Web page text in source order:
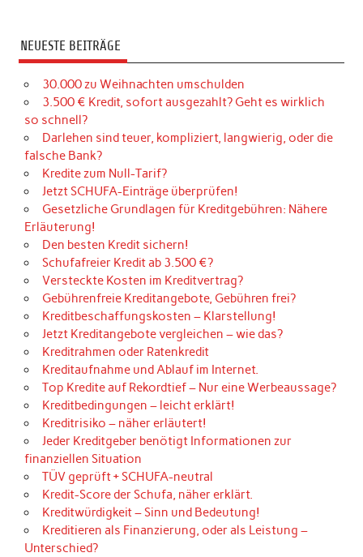
NEUESTE BEITRÄGE
30.000 zu Weihnachten umschulden
3.500 € Kredit, sofort ausgezahlt? Geht es wirklich
so schnell?
Darlehen sind teuer, kompliziert, langwierig, oder die
falsche Bank?
Kredite zum Null-Tarif?
Jetzt SCHUFA-Einträge überprüfen!
Gesetzliche Grundlagen für Kreditgebühren: Nähere
Erläuterung!
Den besten Kredit sichern!
Schufafreier Kredit ab 3.500 €?
Versteckte Kosten im Kreditvertrag?
Gebührenfreie Kreditangebote, Gebühren frei?
Kreditbeschaffungskosten – Klarstellung!
Jetzt Kreditangebote vergleichen – wie das?
Kreditrahmen oder Ratenkredit
Kreditaufnahme und Ablauf im Internet.
Top Kredite auf Rekordtief – Nur eine Werbeaussage?
Kreditbedingungen – leicht erklärt!
Kreditrisiko – näher erläutert!
Jeder Kreditgeber benötigt Informationen zur
finanziellen Situation
TÜV geprüft + SCHUFA-neutral
Kredit-Score der Schufa, näher erklärt.
Kreditwürdigkeit – Sinn und Bedeutung!
Kreditieren als Finanzierung, oder als Leistung –
Unterschied?